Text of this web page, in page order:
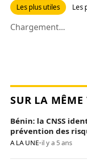
Les plus utiles Les
Chargement...
SUR LA
Bénin: la CNSS
prévention des
A LA UNE•il y a 5 ans